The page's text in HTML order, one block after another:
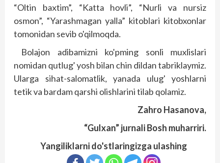
“Oltin baxtim”, “Katta hovli”, “Nurli va nursiz
osmon”, “Yarashmagan yalla” kitoblari kitobxonlar
tomonidan sevib o'qilmoqda.
Bolajon adibamizni ko'pming sonli muxlislari
nomidan qutlug' yosh bilan chin dildan tabriklaymiz.
Ularga sihat-salomatlik, yanada ulug' yoshlarni
tetik va bardam qarshi olishlarini tilab qolamiz.
Zahro Hasanova,
“Gulxan” jurnaliBosh muharriri.
Yangiliklarni do'stlaringizga ulashing